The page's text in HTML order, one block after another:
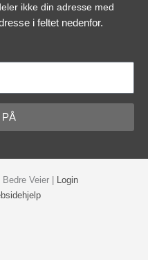
ikke din adresse med
i feltet nedenfor.
PÅ
Veier | Login